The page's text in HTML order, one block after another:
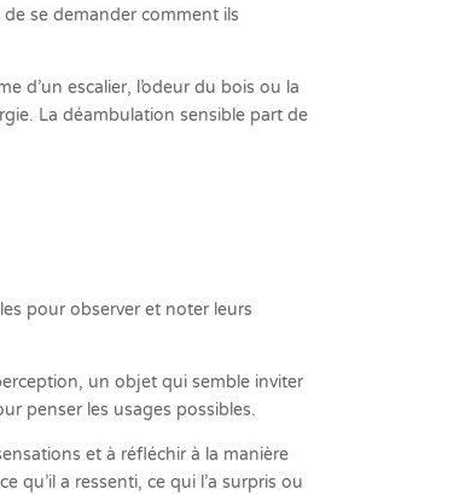
se demander comment ils
d’un escalier, l’odeur du bois ou la
La déambulation sensible part de
pour observer et noter leurs
un objet qui semble inviter
penser les usages possibles.
et à réfléchir à la manière
qu’il a ressenti, ce qui l’a surpris ou